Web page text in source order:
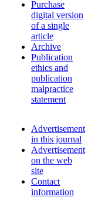
Purchase
digital version
of a single
article
Archive
Publication
ethics and
publication
malpractice
statement
Advertisement
in this journal
Advertisement
on the web
site
Contact
information